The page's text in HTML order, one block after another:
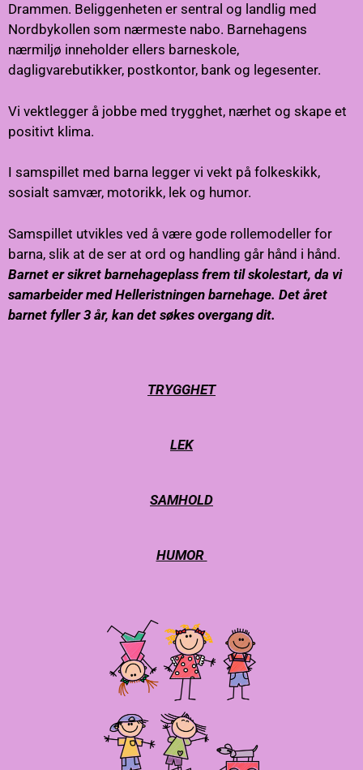
Drammen. Beliggenheten er sentral og landlig med
Nordbykollen som nærmeste nabo. Barnehagens
nærmiljø inneholder ellers barneskole,
dagligvarebutikker, postkontor, bank og legesenter.
Vi vektlegger å jobbe med trygghet, nærhet og skape et
positivt klima.
I samspillet med barna legger vi vekt på folkeskikk,
sosialt samvær, motorikk, lek og humor.
Samspillet utvikles ved å være gode rollemodeller for
barna, slik at de ser at ord og handling går hånd i hånd.
Barnet er sikret barnehageplass frem til skolestart, da vi
samarbeider med Helleristningen barnehage. Det året
barnet fyller 3 år, kan det søkes overgang dit.
TRYGGHET
LEK
SAMHOLD
HUMOR